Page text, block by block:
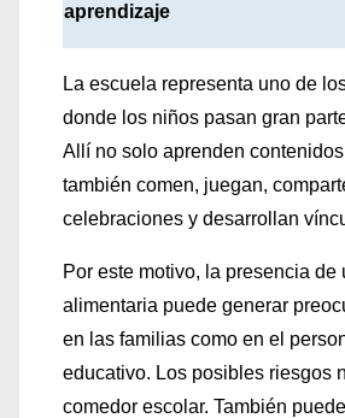
aprendizaje
La escuela representa uno de
donde los niños pasan gran
Allí no solo aprenden
también comen, juegan,
celebraciones y desarrollan
Por este motivo, la presencia de
alimentaria puede generar
en las familias como en el
educativo. Los posibles riesgos
comedor escolar. También